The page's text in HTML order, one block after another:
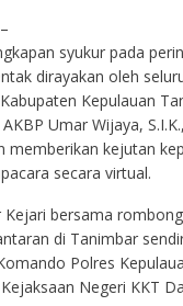
–
syukur pada
dirayakan oleh
Kepulauan
Umar Wijaya,
memberikan kejutan
secara virtual.
bersama
di Tanimbar
Polres
Negeri KKT